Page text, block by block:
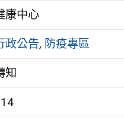
康中心
政公告, 防疫專區
知